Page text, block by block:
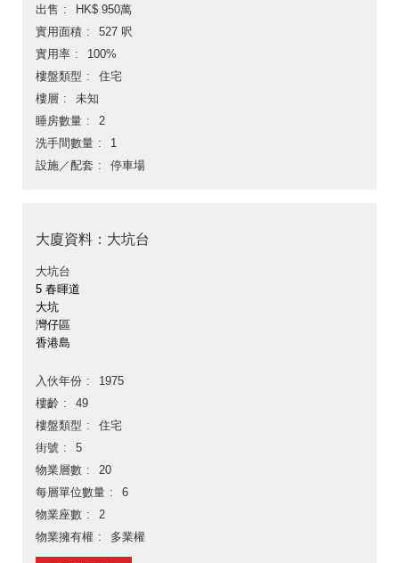
出售
HK$ 950萬
實用面積
527 呎
實用率
100%
樓盤類型
住宅
樓層
未知
睡房數量
2
洗手間數量
1
設施／配套
停車場
大廈資料：大坑台
大坑台
5 春暉道
大坑
灣仔區
香港島
入伙年份
1975
樓齡
49
樓盤類型
住宅
街號
5
物業層數
20
每層單位數量
6
物業座數
2
物業擁有權
多業權